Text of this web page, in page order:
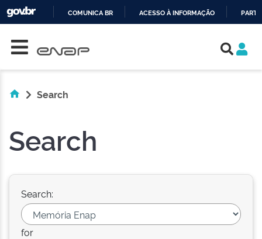
COMUNICA BR ACESSO À INFORMAÇÃO
Search
Search
Search:
for